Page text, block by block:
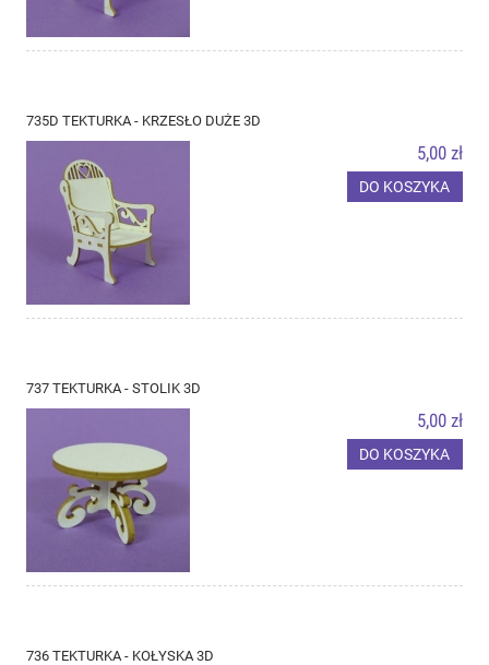
735D TEKTURKA - KRZESŁO DUŻE 3D
5,00 zł
DO KOSZYKA
737 TEKTURKA - STOLIK 3D
5,00 zł
DO KOSZYKA
736 TEKTURKA - KOŁYSKA 3D